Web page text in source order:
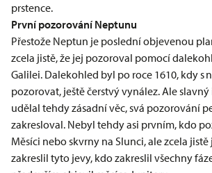
prstence.
První pozorování Neptunu
Přestože Neptun je poslední objevenou
zcela jistě, že jej pozoroval pomocí
Galilei. Dalekohled byl po roce 1610, kdy s
pozorovat, ještě čerstvý vynález. Ale
udělal tehdy zásadní věc, svá pozorování
zakresloval. Nebyl tehdy asi prvním, kdo
Měsíci nebo skvrny na Slunci, ale zcela
zakreslil tyto jevy, kdo zakreslil všechny